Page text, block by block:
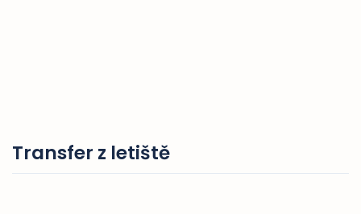
Transfer z letiště